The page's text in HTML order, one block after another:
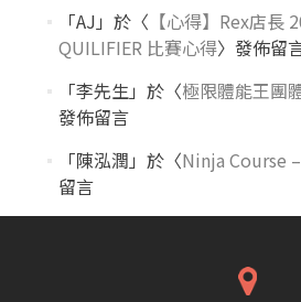
「AJ 」於〈 【心得】Rex店長
QUILIFIER 比賽心得〉發佈留
「李先生」於〈極限體能王團
發佈留言
「陳泓潤 」於〈Ninja Course
留言